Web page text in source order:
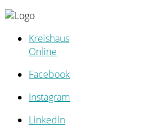
Kreishaus
Online
Facebook
Instagram
LinkedIn